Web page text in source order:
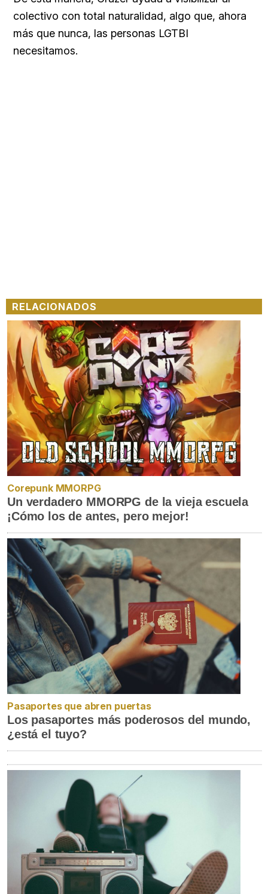
colectivo con total naturalidad, algo que, ahora
más que nunca, las personas LGTBI
necesitamos.
RELACIONADOS
Corepunk MMORPG
Un verdadero MMORPG de la vieja escuela
¡Cómo los de antes, pero mejor!
Pasaportes que abren puertas
Los pasaportes más poderosos del mundo,
¿está el tuyo?